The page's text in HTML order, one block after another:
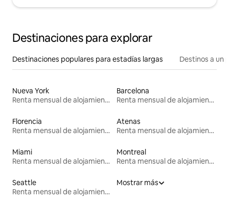
Destinaciones para explorar
Destinaciones populares para estadías largas Destinos a un
Nueva York
Renta mensual de alojamientos
Barcelona
Renta mensual de alojamientos
Florencia
Renta mensual de alojamientos
Atenas
Renta mensual de alojamientos
Miami
Renta mensual de alojamientos
Montreal
Renta mensual de alojamientos
Seattle
Renta mensual de alojamientos
Mostrar más